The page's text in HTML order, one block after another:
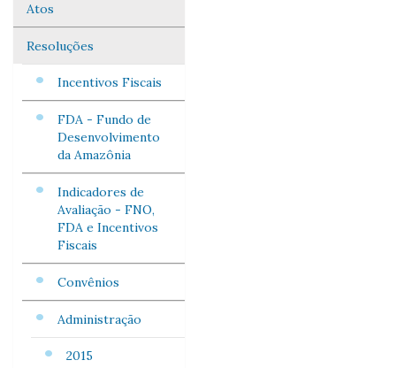
Navegação
Atos
Resoluções
Incentivos Fiscais
FDA - Fundo de
Desenvolvimento
da Amazônia
Indicadores de
Avaliação - FNO,
FDA e Incentivos
Fiscais
Convênios
Administração
2015